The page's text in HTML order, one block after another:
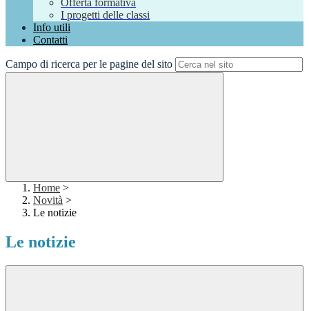
Offerta formativa
I progetti delle classi
Info utili
Contatti
Campo di ricerca per le pagine del sito
Home >
Novità >
Le notizie
Le notizie